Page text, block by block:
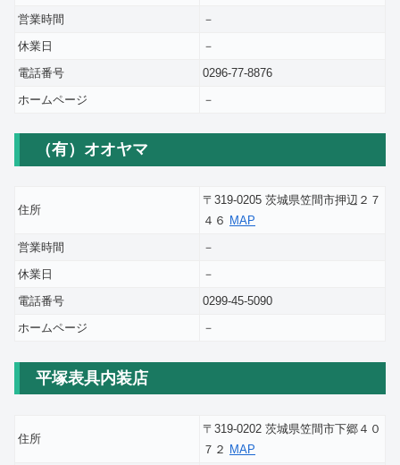
営業時間
－
休業日
－
電話番号
0296-77-8876
ホームページ
－
（有）オオヤマ
住所
〒319-0205 茨城県笠間市押辺２７
４６ MAP
営業時間
－
休業日
－
電話番号
0299-45-5090
ホームページ
－
平塚表具内装店
住所
〒319-0202 茨城県笠間市下郷４０
７２ MAP